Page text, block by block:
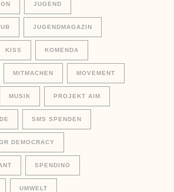
JUGEND
JUGENDMAGAZIN
KISS KOMENDA
MITMACHEN MOVEMENT
MUSIK PROJEKT AIM
SMS SPENDEN
DEMOCRACY
SPENDINO
UMWELT